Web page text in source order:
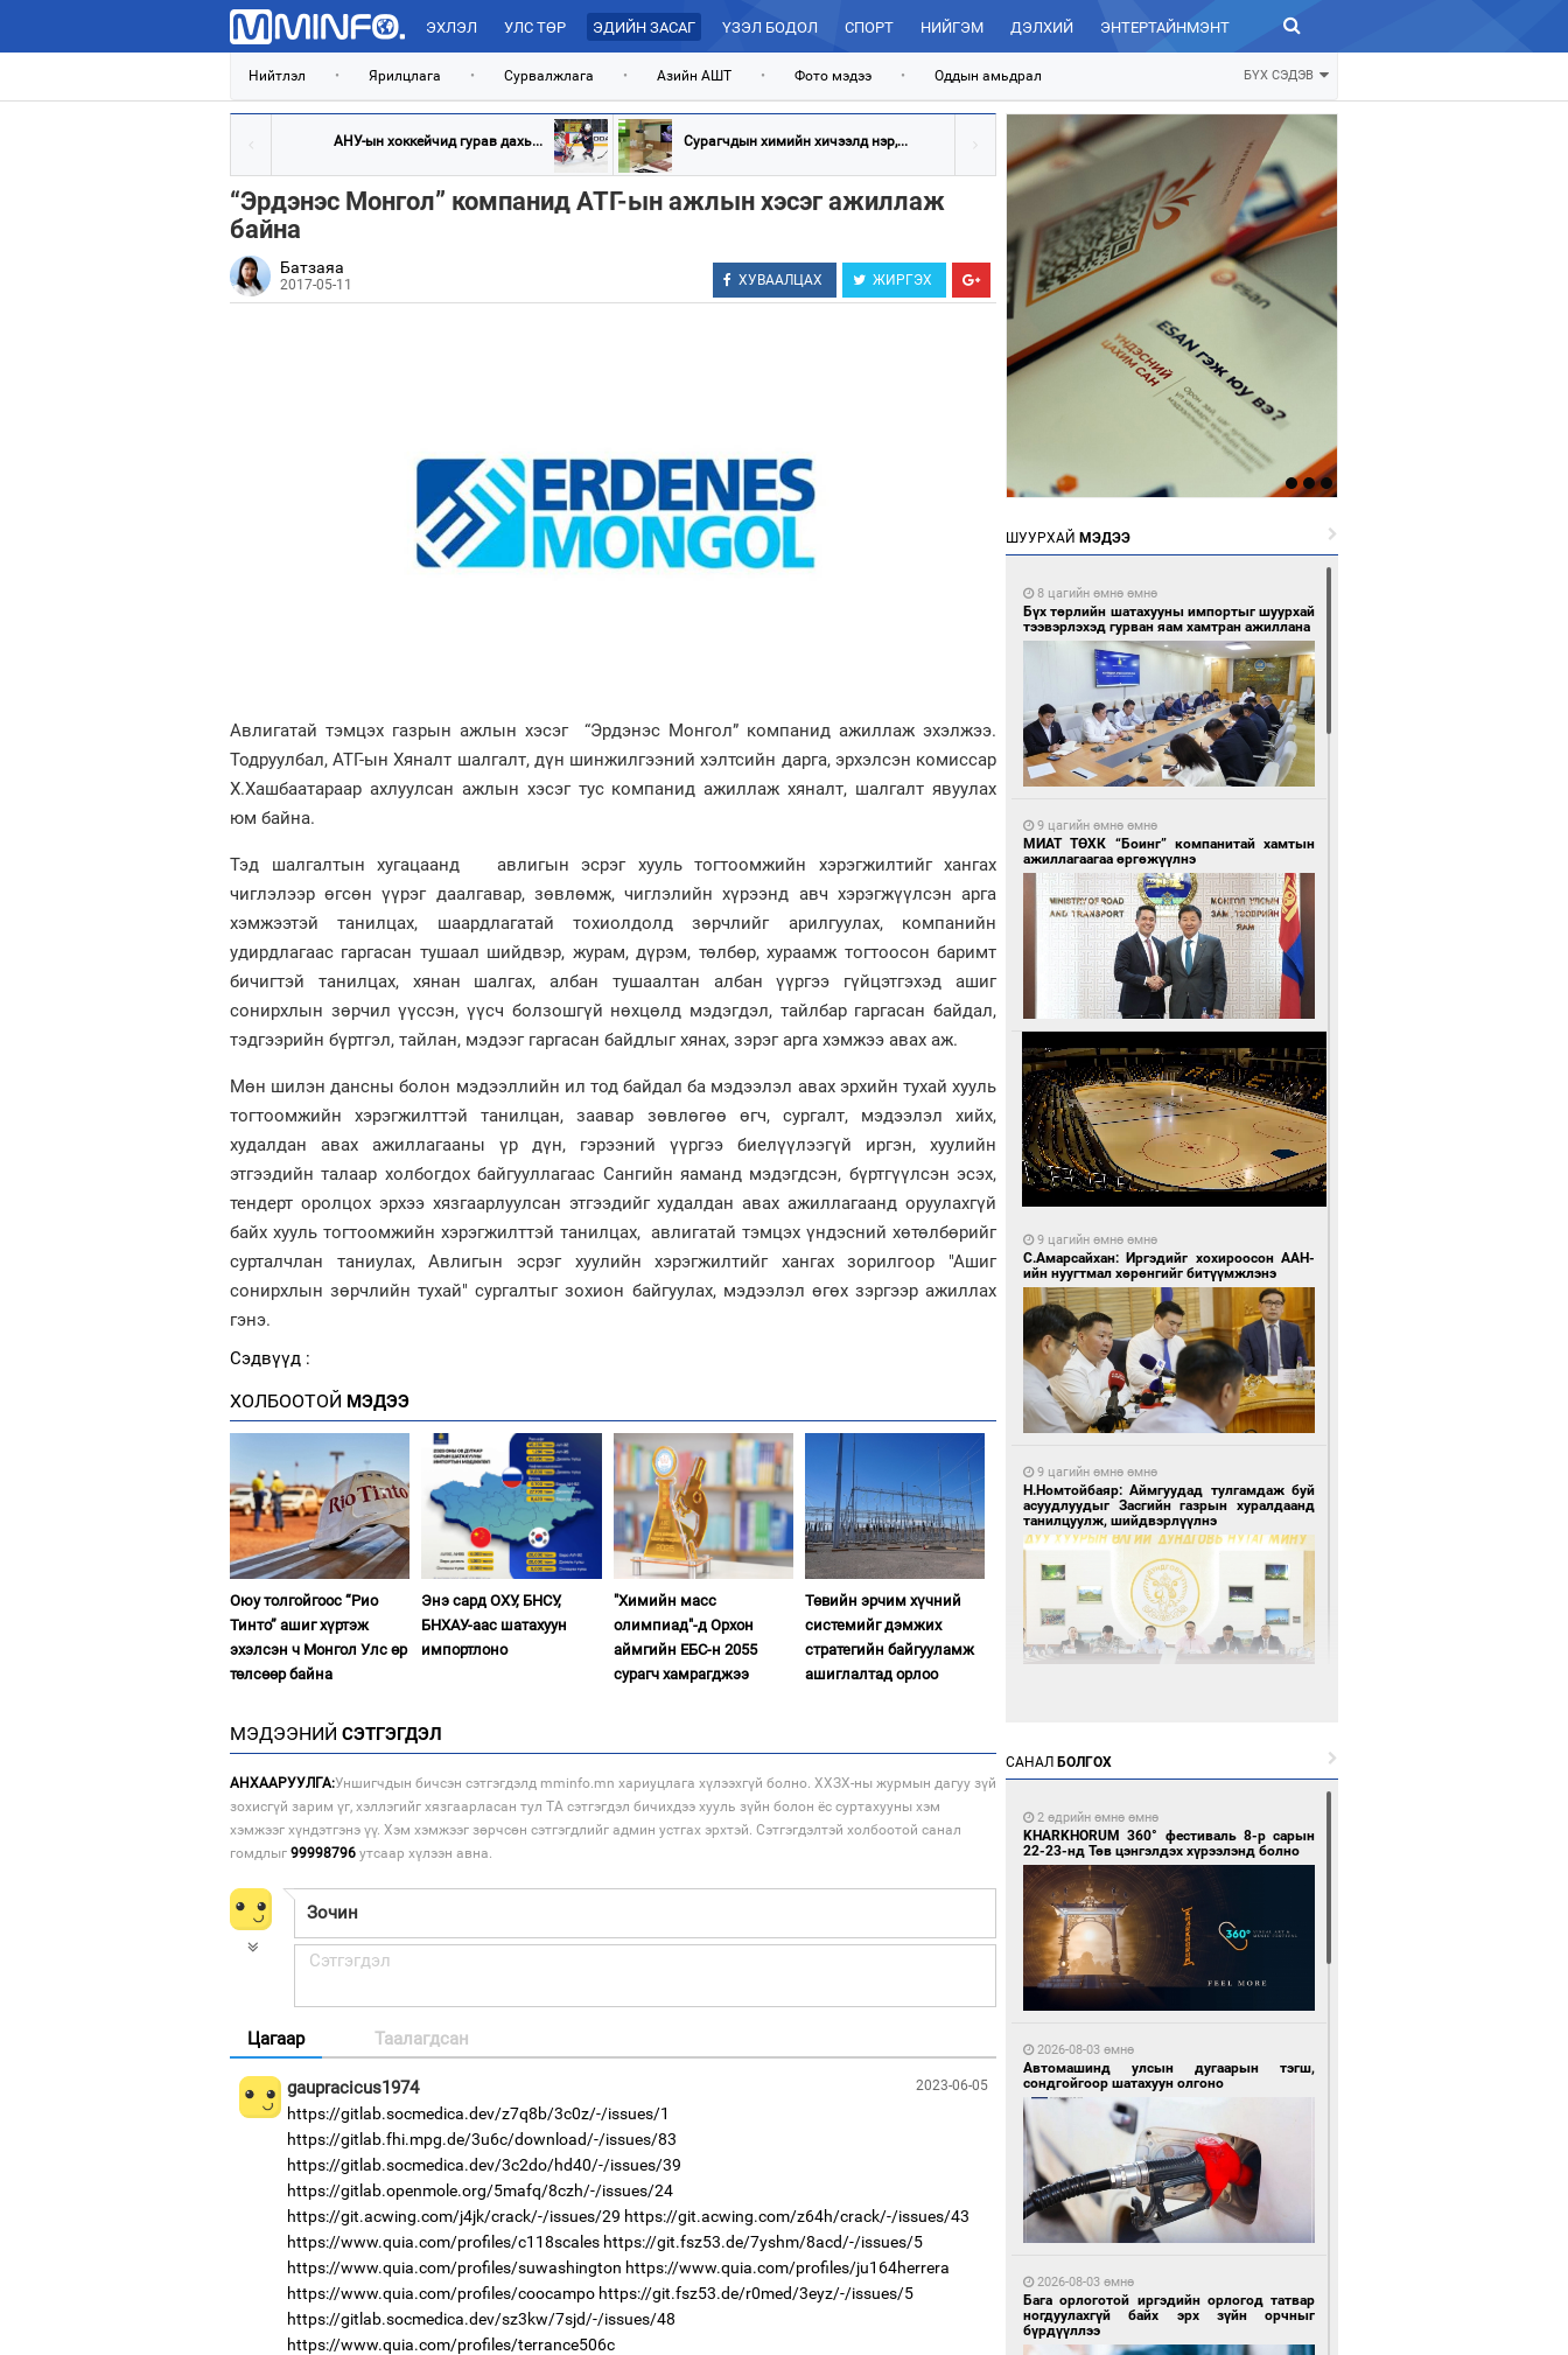
ЭХЛЭЛ УЛС ТӨР ЭДИЙН ЗАСАГ ҮЗЭЛ БОДОЛ СПОРТ НИЙГЭМ ДЭЛХИЙ ЭНТЕРТАЙНМЭНТ ЗУРХАЙ
Нийтлэл • Ярилцлага • Сурвалжлага • Азийн АШТ • Фото мэдээ • Оддын амьдрал БҮХ СЭДЭВ
АНУ-ын хоккейчид гурав дахь... Сурагчдын химийн хичээлд нэр,...
“Эрдэнэс Монгол” компанид АТГ-ын ажлын хэсэг ажиллаж
байна
Батзаяа
2017-05-11 ХУВААЛЦАХ ЖИРГЭХ
Авлигатай тэмцэх газрын ажлын хэсэг “Эрдэнэс Монгол” компанид ажиллаж эхэлжээ.
Тодруулбал, АТГ-ын Хяналт шалгалт, дүн шинжилгээний хэлтсийн дарга, эрхэлсэн комиссар
Х.Хашбаатараар ахлуулсан ажлын хэсэг тус компанид ажиллаж хяналт, шалгалт явуулах
юм байна.
Тэд шалгалтын хугацаанд авлигын эсрэг хууль тогтоомжийн хэрэгжилтийг хангах
чиглэлээр өгсөн үүрэг даалгавар, зөвлөмж, чиглэлийн хүрээнд авч хэрэгжүүлсэн арга
хэмжээтэй танилцах, шаардлагатай тохиолдолд зөрчлийг арилгуулах, компанийн
удирдлагаас гаргасан тушаал шийдвэр, журам, дүрэм, төлбөр, хураамж тогтоосон баримт
бичигтэй танилцах, хянан шалгах, албан тушаалтан албан үүргээ гүйцэтгэхэд ашиг
сонирхлын зөрчил үүссэн, үүсч болзошгүй нөхцөлд мэдэгдэл, тайлбар гаргасан байдал,
тэдгээрийн бүртгэл, тайлан, мэдээг гаргасан байдлыг хянах, зэрэг арга хэмжээ авах аж.
Мөн шилэн дансны болон мэдээллийн ил тод байдал ба мэдээлэл авах эрхийн тухай хууль
тогтоомжийн хэрэгжилттэй танилцан, заавар зөвлөгөө өгч, сургалт, мэдээлэл хийх,
худалдан авах ажиллагааны үр дүн, гэрээний үүргээ биелүүлээгүй иргэн, хуулийн
этгээдийн талаар холбогдох байгууллагаас Сангийн яаманд мэдэгдсэн, бүртгүүлсэн эсэх,
тендерт оролцох эрхээ хязгаарлуулсан этгээдийг худалдан авах ажиллагаанд оруулахгүй
байх хууль тогтоомжийн хэрэгжилттэй танилцах, авлигатай тэмцэх үндэсний хөтөлбөрийг
сурталчлан таниулах, Авлигын эсрэг хуулийн хэрэгжилтийг хангах зорилгоор "Ашиг
сонирхлын зөрчлийн тухай" сургалтыг зохион байгуулах, мэдээлэл өгөх зэргээр ажиллах
гэнэ.
Сэдвүүд :
ХОЛБООТОЙ МЭДЭЭ
Оюу толгойгоос “Рио
Тинто” ашиг хүртэж
эхэлсэн ч Монгол Улс өр
төлсөөр байна
Энэ сард ОХУ, БНСУ,
БНХАУ-аас шатахуун
импортлоно
"Химийн масс
олимпиад"-д Орхон
аймгийн ЕБС-н 2055
сурагч хамрагджээ
Төвийн эрчим хүчний
системийг дэмжих
стратегийн байгууламж
ашиглалтад орлоо
МЭДЭЭНИЙ СЭТГЭГДЭЛ
АНХААРУУЛГА:Уншигчдын бичсэн сэтгэгдэлд mminfo.mn хариуцлага хүлээхгүй болно. ХХЗХ-ны журмын дагуу зүй
зохисгүй зарим үг, хэллэгийг хязгаарласан тул ТА сэтгэгдэл бичихдээ хууль зүйн болон ёс суртахууны хэм
хэмжээг хүндэтгэнэ үү. Хэм хэмжээг зөрчсөн сэтгэгдлийг админ устгах эрхтэй. Сэтгэгдэлтэй холбоотой санал
гомдлыг 99998796 утсаар хүлээн авна.
Цагаар Таалагдсан
2023-06-05
gaupracicus1974
https://gitlab.socmedica.dev/z7q8b/3c0z/-/issues/1
https://gitlab.fhi.mpg.de/3u6c/download/-/issues/83
https://gitlab.socmedica.dev/3c2do/hd40/-/issues/39
https://gitlab.openmole.org/5mafq/8czh/-/issues/24
https://git.acwing.com/j4jk/crack/-/issues/29 https://git.acwing.com/z64h/crack/-/issues/43
https://www.quia.com/profiles/c118scales https://git.fsz53.de/7yshm/8acd/-/issues/5
https://www.quia.com/profiles/suwashington https://www.quia.com/profiles/ju164herrera
https://www.quia.com/profiles/coocampo https://git.fsz53.de/r0med/3eyz/-/issues/5
https://gitlab.socmedica.dev/sz3kw/7sjd/-/issues/48
https://www.quia.com/profiles/terrance506c
ШУУРХАЙ МЭДЭЭ
8 цагийн өмнө өмнө
Бүх төрлийн шатахууны импортыг шуурхай
тээвэрлэхэд гурван яам хамтран ажиллана
9 цагийн өмнө өмнө
МИАТ ТӨХК “Боинг” компанитай хамтын
ажиллагаагаа өргөжүүлнэ
9 цагийн өмнө өмнө
С.Амарсайхан: Иргэдийг хохироосон ААН-
ийн нуугтмал хөрөнгийг битүүмжлэнэ
9 цагийн өмнө өмнө
Н.Номтойбаяр: Аймгуудад тулгамдаж буй
асуудлуудыг Засгийн газрын хуралдаанд
танилцуулж, шийдвэрлүүлнэ
дугаартай автомашинтай иргэдэд шатахуун
олгоно
17 цагийн өмнө өмнө
С.Бямбацогт Зүүн Азийн эрэгтэйчүүдийн
тамирчдад амжилт хүслээ
17 цагийн өмнө өмнө
Согтуугаар тээврийн хэрэгсэл жолоодсон
95 зөрчил бүртгэгдлээ
САНАЛ БОЛГОХ
2 өдрийн өмнө өмнө
KHARKHORUM 360° фестиваль 8-р сарын
22-23-нд Төв цэнгэлдэх хүрээлэнд болно
2026-08-03 өмнө
Автомашинд улсын дугаарын тэгш,
сондгойгоор шатахуун олгоно
2026-08-03 өмнө
Бага орлоготой иргэдийн орлогод татвар
ногдуулахгүй байх эрх зүйн орчныг
бүрдүүллээ